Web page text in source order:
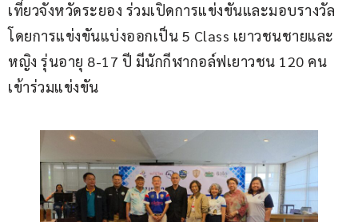
เที่ยวจังหวัดระยอง ร่วมเปิดการแข่งขันและมอบรางวัล
โดยการแข่งขันแบ่งออกเป็น 5 Class เยาวชนชายและ
หญิง รุ่นอายุ 8-17 ปี มีนักกีฬากอล์ฟเยาวชน 120 คน
เข้าร่วมแข่งขัน